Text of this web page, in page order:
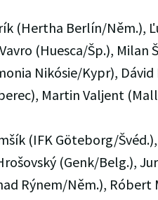
(Hertha Berlín/Něm.),
(Huesca/Šp.),
Nikósie/Kypr),
Martin Valjent
(IFK Göteborg/
(Genk/Belg.),
Rýnem/Něm.), Róbert